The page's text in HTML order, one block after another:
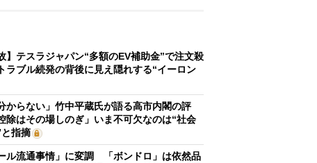
】テスラジャパン“多額のEV補助金”で注文殺
ブル続発の背後に見え隠れする“イーロン
からない」竹中平蔵氏が語る高市内閣の評
はその場しのぎ」いま不可欠なのは“社会
指摘
ル流通事情」に変調 「ボンドロ」は依然品